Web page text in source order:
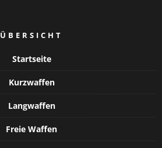
ÜBERSICHT
Startseite
Kurzwaffen
Langwaffen
Freie Waffen